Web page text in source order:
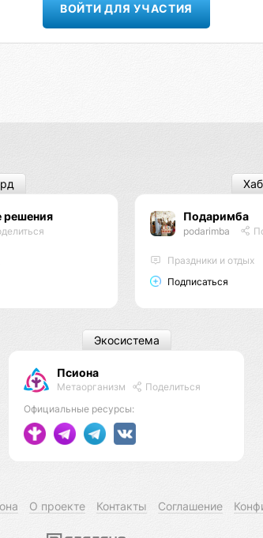
ВОЙТИ ДЛЯ УЧАСТИЯ
решения Подаримба
podarimba
Праздники и отдых
Подписаться
Хаб
Псиона
Метаорганизм
Поделиться
Официальные ресурсы:
Экосистема
О проекте Контакты Соглашение